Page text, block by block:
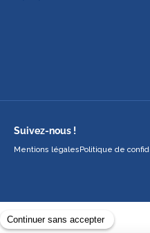
Suivez-nous !
Mentions légalesPolitique de